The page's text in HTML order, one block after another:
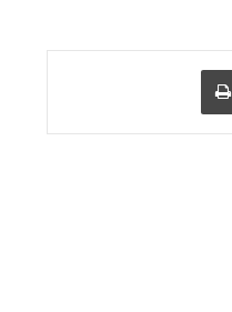
طباعة